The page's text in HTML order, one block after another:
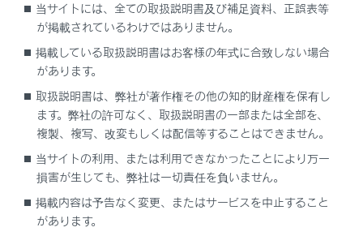
施錠／解錠／ドアの開閉ができない
故障かな？と思ったら
トラブルが発生した
当サイトには、全ての取扱説明書及び補足資料、正誤表等
が掲載されているわけではありません。
掲載している取扱説明書はお客様の年式に合致しない場合
があります。
取扱説明書は、弊社が著作権その他の知的財産権を保有し
ます。弊社の許可なく、取扱説明書の一部または全部を、
複製、複写、改変もしくは配信等することはできません。
当サイトの利用、または利用できなかったことにより万一
損害が生じても、弊社は一切責任を負いません。
掲載内容は予告なく変更、またはサービスを中止すること
があります。